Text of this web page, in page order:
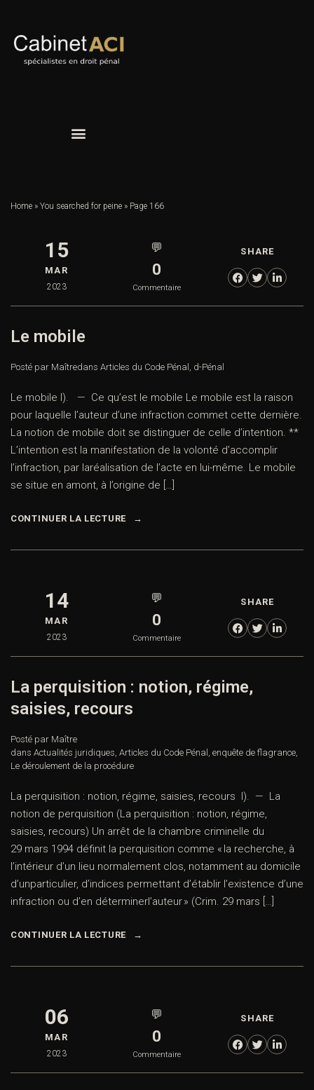
Home » You searched for peine » Page 166
15
MAR
2023
💬
0
Commentaire
SHARE
Le mobile
Posté par Maîtredans Articles du Code Pénal , d-Pénal
Le mobile I). — Ce qu’est le mobile Le mobile est la raison
pour laquelle l’auteur d’une infraction commet cette dernière.
La notion de mobile doit se distinguer de celle d’intention. **
L’intention est la manifestation de la volonté d’accomplir
l’infraction, par laréalisation de l’acte en lui-même. Le mobile
se situe en amont, à l’origine de […]
CONTINUER LA LECTURE
14
MAR
2023
💬
0
Commentaire
SHARE
La perquisition : notion, régime,
saisies, recours
Posté par Maître
dans Actualités juridiques, Articles du Code Pénal , enquête de flagrance,
Le déroulement de la procédure
La perquisition : notion, régime, saisies, recours I). — La
notion de perquisition (La perquisition : notion, régime,
saisies, recours) Un arrêt de la chambre criminelle du
29 mars 1994 définit la perquisition comme « la recherche, à
l’intérieur d’un lieu normalement clos, notamment au domicile
d’unparticulier, d’indices permettant d’établir l’existence d’une
infraction ou d’en déterminerl’auteur » (Crim. 29 mars […]
CONTINUER LA LECTURE
06
MAR
2023
💬
0
Commentaire
SHARE